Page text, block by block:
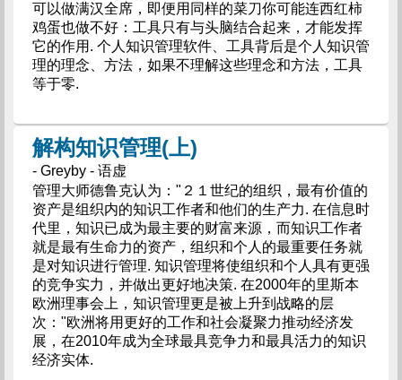
可以做满汉全席，即便用同样的菜刀你可能连西红柿
鸡蛋也做不好：工具只有与头脑结合起来，才能发挥
它的作用. 个人知识管理软件、工具背后是个人知识管
理的理念、方法，如果不理解这些理念和方法，工具
等于零.
解构知识管理(上)
- Greyby - 语虚
管理大师德鲁克认为："２１世纪的组织，最有价值的
资产是组织内的知识工作者和他们的生产力. 在信息时
代里，知识已成为最主要的财富来源，而知识工作者
就是最有生命力的资产，组织和个人的最重要任务就
是对知识进行管理. 知识管理将使组织和个人具有更强
的竞争实力，并做出更好地决策. 在2000年的里斯本
欧洲理事会上，知识管理更是被上升到战略的层
次："欧洲将用更好的工作和社会凝聚力推动经济发
展，在2010年成为全球最具竞争力和最具活力的知识
经济实体.